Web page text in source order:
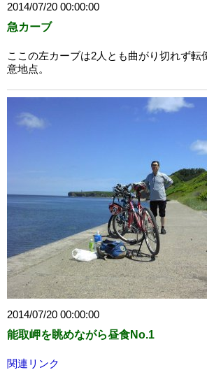
2014/07/20 00:00:00
急カーブ
ここの左カーブは2人とも曲がり切れず転
意地点。
2014/07/20 00:00:00
能取岬を眺めながら昼食No.1
関連リンク